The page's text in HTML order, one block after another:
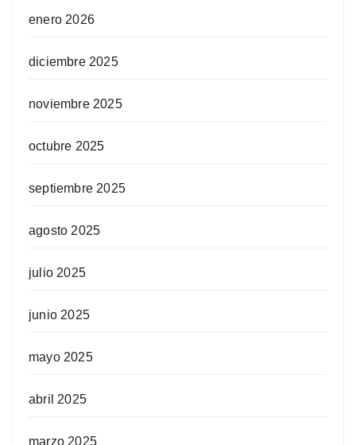
enero 2026
diciembre 2025
noviembre 2025
octubre 2025
septiembre 2025
agosto 2025
julio 2025
junio 2025
mayo 2025
abril 2025
marzo 2025